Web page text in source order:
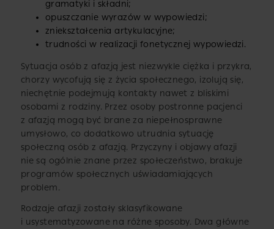
gramatyki i składni;
opuszczanie wyrazów w wypowiedzi;
zniekształcenia artykulacyjne;
trudności w realizacji fonetycznej wypowiedzi.
Sytuacja osób z afazją jest niezwykle ciężka i przykra,
chorzy wycofują się z życia społecznego, izolują się,
niechętnie podejmują kontakty nawet z bliskimi
osobami z rodziny. Przez osoby postronne pacjenci
z afazją mogą być brane za niepełnosprawne
umysłowo, co dodatkowo utrudnia sytuację
społeczną osób z afazją. Przyczyny i objawy afazji
nie są ogólnie znane przez społeczeństwo, brakuje
programów społecznych uświadamiających
problem.
Rodzaje afazji zostały sklasyfikowane
i usystematyzowane na różne sposoby. Dwa główne